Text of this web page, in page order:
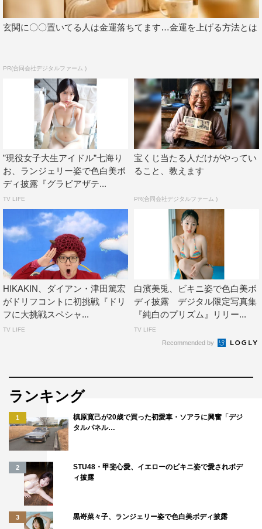
玄関に〇〇置いてる人は金運落ちてます…金運を上げる方法とは
PR(合同会社デジタルファーム )
”現役女子大生アイドル”七海り
お、ランジェリー姿で色白美ボ
ディ披露『グラビアザテ...
TV LIFE
宝くじ当たる人だけがやってい
ること、教えます
PR(合同会社デジタルファーム )
HIKAKIN、ダイアン・津田篤宏
がドリフコントに初挑戦『ドリ
フに大挑戦スペシャ...
TV LIFE
白濱美兎、ビキニ姿で色白美ボ
ディ披露 デジタル限定写真集
『純白のプリズム』リリー...
TV LIFE
Recommended by
ランキング
1
槙原寛己が20歳で買った初愛車・ソアラに興奮「デジ
タルパネル…
2
STU48・甲斐心愛、イエローのビキニ姿で愛されボデ
ィ披露
3 黒嵜菜々子、ランジェリー姿で色白美ボディ披露